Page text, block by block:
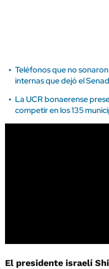
Teléfonos que no
internas que dejó el
La UCR bonaerense
competir en los 135
El presidente israelí